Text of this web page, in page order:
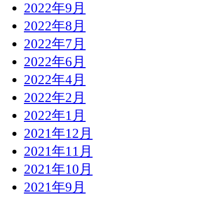
2022年9月
2022年8月
2022年7月
2022年6月
2022年4月
2022年2月
2022年1月
2021年12月
2021年11月
2021年10月
2021年9月